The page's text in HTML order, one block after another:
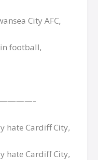
City AFC,
football,
hate Cardiff City,
hate Cardiff City,